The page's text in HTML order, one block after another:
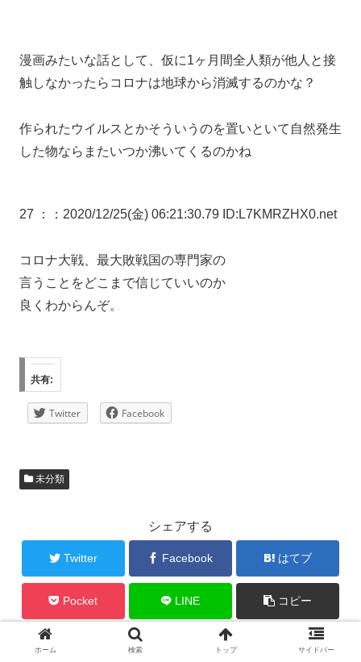
漫画みたいな話として、仮に1ヶ月間全人類が他人と接
触しなかったらコロナは地球から消滅するのかな？
作られたウイルスとかそういうのを置いといて自然発生
した物ならまたいつか沸いてくるのかね
27 ： ：2020/12/25(金) 06:21:30.79 ID:L7KMRZHX0.net
コロナ大戦、最大敗戦国の専門家の
言うことをどこまで信じていいのか
良くわからんぞ。
共有:
Twitter Facebook
未分類
シェアする
Twitter Facebook はてブ
Pocket LINE コピー
alty-halcをフォローする
ホーム 検索 トップ サイドバー